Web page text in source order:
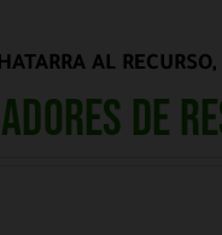
AL
de